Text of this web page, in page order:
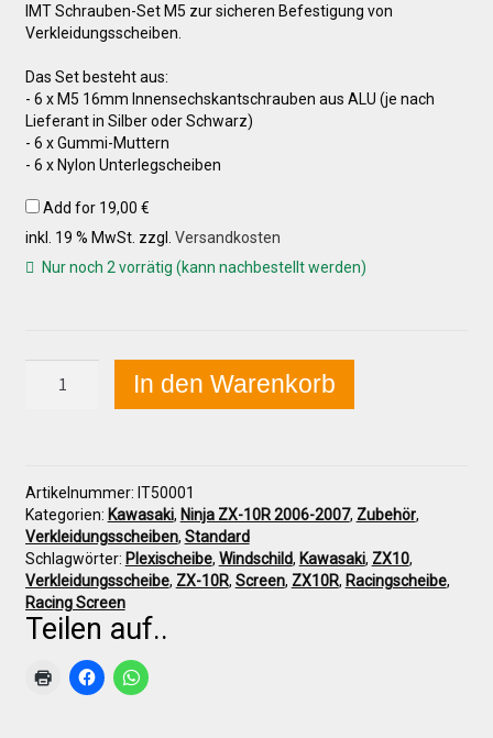
Händlerkonditionen
Marken
Sitzpolster und erhöhte Sitzpolster
Preislisten
Warenkorb
Mein Konto
Allgemeine Geschäftsbedingungen
FAQs
IMT Schrauben-Set M5 zur sicheren Befestigung von
Verkleidungsscheiben.
Das Set besteht aus:
- 6 x M5 16mm Innensechskantschrauben aus ALU (je nach
Lieferant in Silber oder Schwarz)
- 6 x Gummi-Muttern
- 6 x Nylon Unterlegscheiben
Add for 19,00 €
inkl. 19 % MwSt. zzgl. Versandkosten
Nur noch 2 vorrätig (kann nachbestellt werden)
"Standard"
Menge
In den Warenkorb
Artikelnummer: IT50001
Kategorien: Kawasaki, Ninja ZX-10R 2006-2007, Zubehör,
Verkleidungsscheiben, Standard
Schlagwörter: Plexischeibe, Windschild, Kawasaki, ZX10,
Verkleidungsscheibe, ZX-10R, Screen, ZX10R, Racingscheibe,
Racing Screen
Teilen auf..